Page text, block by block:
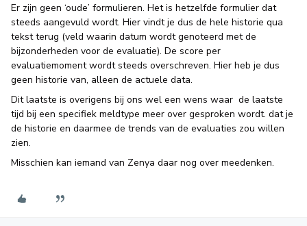
Er zijn geen ‘oude’ formulieren. Het is hetzelfde formulier dat
steeds aangevuld wordt. Hier vindt je dus de hele historie qua
tekst terug (veld waarin datum wordt genoteerd met de
bijzonderheden voor de evaluatie). De score per
evaluatiemoment wordt steeds overschreven. Hier heb je dus
geen historie van, alleen de actuele data.
Dit laatste is overigens bij ons wel een wens waar de laatste
tijd bij een specifiek meldtype meer over gesproken wordt. dat je
de historie en daarmee de trends van de evaluaties zou willen
zien.
Misschien kan iemand van Zenya daar nog over meedenken.